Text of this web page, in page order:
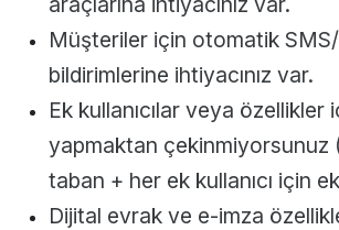
Müşteriler için otomatik
bildirimlerine ihtiyacınız var.
Ek kullanıcılar veya özellikler
yapmaktan çekinmiyorsunuz
taban + her ek kullanıcı için
Dijital evrak ve e-imza